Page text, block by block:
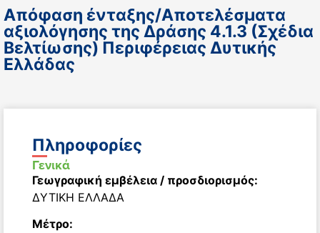
Απόφαση ένταξης/Αποτελέσματα
αξιολόγησης της Δράσης 4.1.3 (Σχέδια
Βελτίωσης) Περιφέρειας Δυτικής
Ελλάδας
Πληροφορίες
Γενικά
Γεωγραφική εμβέλεια / προσδιορισμός:
ΔΥΤΙΚΗ ΕΛΛΑΔΑ
Μέτρο: